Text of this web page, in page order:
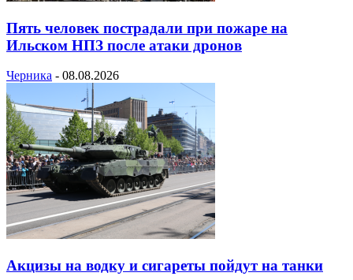
Пять человек пострадали при пожаре на
Ильском НПЗ после атаки дронов
Черника - 08.08.2026
Акцизы на водку и сигареты пойдут на танки